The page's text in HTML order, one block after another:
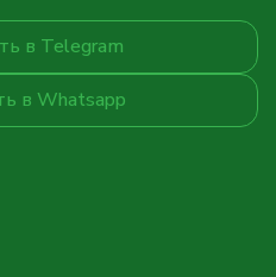
в Telegram
в Whatsapp